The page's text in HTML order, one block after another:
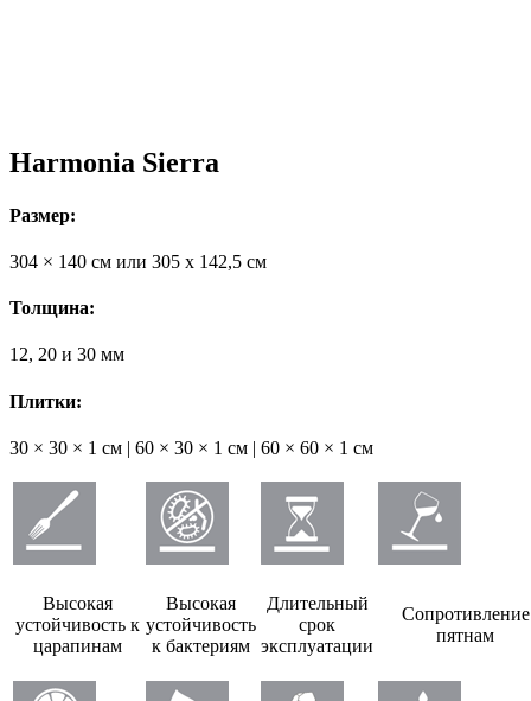
Harmonia Sierra
Размер:
304 × 140 см или 305 х 142,5 см
Толщина:
12, 20 и 30 мм
Плитки:
30 × 30 × 1 см | 60 × 30 × 1 см | 60 × 60 × 1 см
Высокая
устойчивость к
царапинам
Высокая
устойчивость
к бактериям
Длительный
срок
эксплуатации
Сопротивление
пятнам